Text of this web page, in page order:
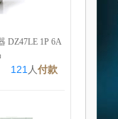
DZ47LE 1P 6A
121 人付款